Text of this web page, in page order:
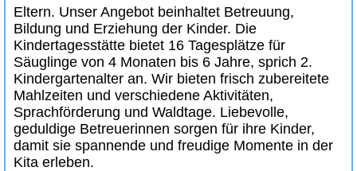
Eltern. Unser Angebot beinhaltet Betreuung,
Bildung und Erziehung der Kinder. Die
Kindertagesstätte bietet 16 Tagesplätze für
Säuglinge von 4 Monaten bis 6 Jahre, sprich 2.
Kindergartenalter an. Wir bieten frisch zubereitete
Mahlzeiten und verschiedene Aktivitäten,
Sprachförderung und Waldtage. Liebevolle,
geduldige Betreuerinnen sorgen für ihre Kinder,
damit sie spannende und freudige Momente in der
Kita erleben.